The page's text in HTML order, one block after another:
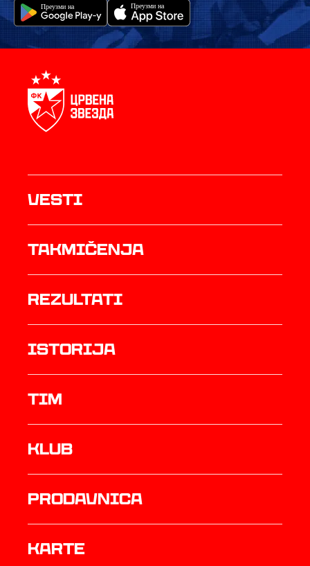
Vesti
Takmičenja
rezultati
istorija
TIM
Klub
prodavnica
Karte